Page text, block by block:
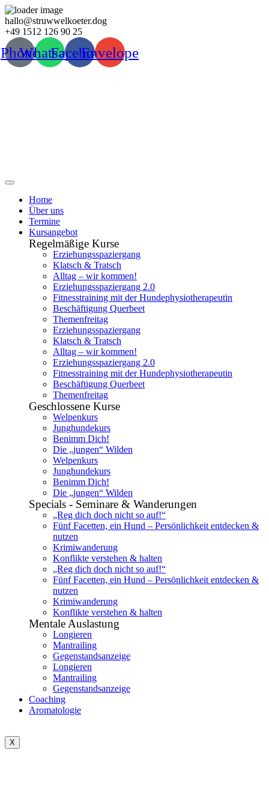
Zum
Inhalt
wechseln
hallo@struwwelkoeter.dog
+49 1512 126 90 25
PhoneWhatsappFacebookEnvelope
Home
Über uns
Termine
Kursangebot
Regelmäßige Kurse
Erziehungsspaziergang
Klatsch & Tratsch
Alltag – wir kommen!
Erziehungsspaziergang 2.0
Fitnesstraining mit der Hundephysiotherapeutin
Beschäftigung Querbeet
Themenfreitag
Erziehungsspaziergang
Klatsch & Tratsch
Alltag – wir kommen!
Erziehungsspaziergang 2.0
Fitnesstraining mit der Hundephysiotherapeutin
Beschäftigung Querbeet
Themenfreitag
Geschlossene Kurse
Welpenkurs
Junghundekurs
Benimm Dich!
Die „jungen“ Wilden
Welpenkurs
Junghundekurs
Benimm Dich!
Die „jungen“ Wilden
Specials - Seminare & Wanderungen
„Reg dich doch nicht so auf!“
Fünf Facetten, ein Hund – Persönlichkeit entdecken &
nutzen
Krimiwanderung
Konflikte verstehen & halten
„Reg dich doch nicht so auf!“
Fünf Facetten, ein Hund – Persönlichkeit entdecken &
nutzen
Krimiwanderung
Konflikte verstehen & halten
Mentale Auslastung
Longieren
Mantrailing
Gegenstandsanzeige
Longieren
Mantrailing
Gegenstandsanzeige
Coaching
Aromatologie
X